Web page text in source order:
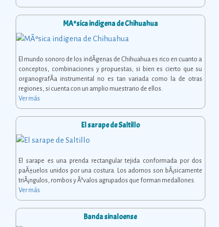
MÃºsica indigena de Chihuahua
El mundo sonoro de los indÃ­genas de Chihuahua es rico en cuanto a
conceptos, combinaciones y propuestas; si bien es cierto que su
organografÃ­a instrumental no es tan variada como la de otras
regiones, si cuenta con un amplio muestrario de ellos.
Ver más
El sarape de Saltillo
El sarape es una prenda rectangular tejida conformada por dos
paÃ±uelos unidos por una costura. Los adornos son bÃ¡sicamente
triÃ¡ngulos, rombos y Ã³valos agrupados que forman medallones.
Ver más
Banda sinaloense